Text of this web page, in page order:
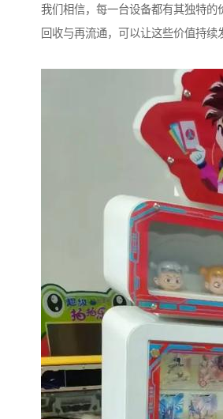
我们相信，每一台设备都有其独特的
回收与再流通，可以让这些价值持续